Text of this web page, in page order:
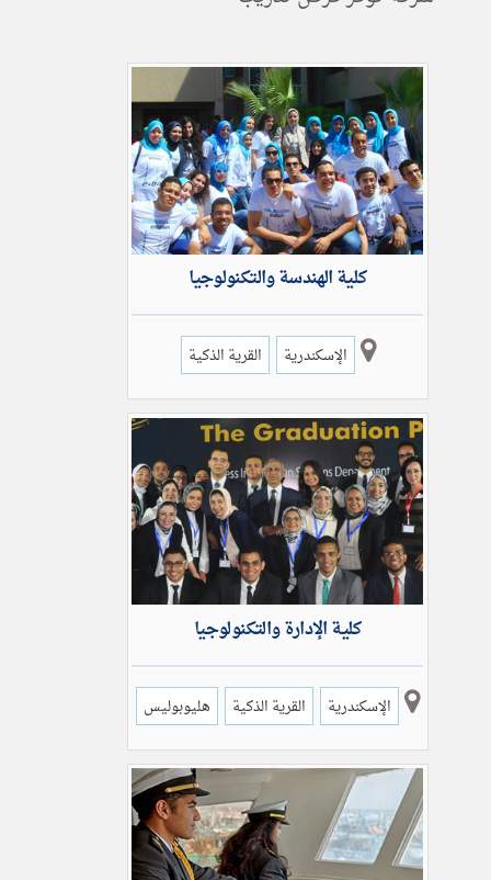
كلية الهندسة والتكنولوجيا
الإسكندرية القرية الذكية
كلية الإدارة والتكنولوجيا
الإسكندرية القرية الذكية هليوبوليس